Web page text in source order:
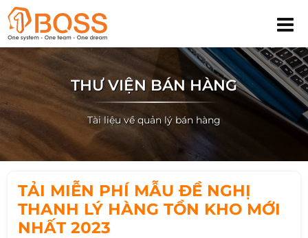
THƯ VIỆN BÁN HÀNG
Tài liệu về quản lý bán hàng
TẢI MIỄN PHÍ MẪU ĐỀ NGHỊ
THANH LÝ HÀNG TỒN KHO MỚI
NHẤT 2023